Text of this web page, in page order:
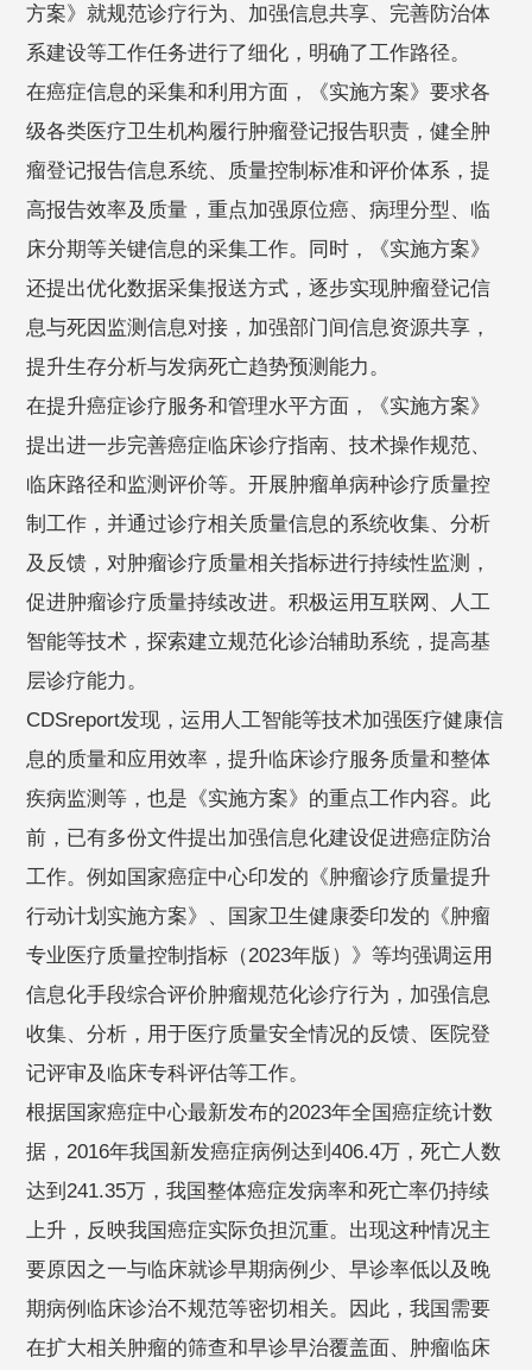
方案》就规范诊疗行为、加强信息共享、完善防治体
系建设等工作任务进行了细化，明确了工作路径。
在癌症信息的采集和利用方面，《实施方案》要求各
级各类医疗卫生机构履行肿瘤登记报告职责，健全肿
瘤登记报告信息系统、质量控制标准和评价体系，提
高报告效率及质量，重点加强原位癌、病理分型、临
床分期等关键信息的采集工作。同时，《实施方案》
还提出优化数据采集报送方式，逐步实现肿瘤登记信
息与死因监测信息对接，加强部门间信息资源共享，
提升生存分析与发病死亡趋势预测能力。
在提升癌症诊疗服务和管理水平方面，《实施方案》
提出进一步完善癌症临床诊疗指南、技术操作规范、
临床路径和监测评价等。开展肿瘤单病种诊疗质量控
制工作，并通过诊疗相关质量信息的系统收集、分析
及反馈，对肿瘤诊疗质量相关指标进行持续性监测，
促进肿瘤诊疗质量持续改进。积极运用互联网、人工
智能等技术，探索建立规范化诊治辅助系统，提高基
层诊疗能力。
CDSreport发现，运用人工智能等技术加强医疗健康信
息的质量和应用效率，提升临床诊疗服务质量和整体
疾病监测等，也是《实施方案》的重点工作内容。此
前，已有多份文件提出加强信息化建设促进癌症防治
工作。例如国家癌症中心印发的《肿瘤诊疗质量提升
行动计划实施方案》、国家卫生健康委印发的《肿瘤
专业医疗质量控制指标（2023年版）》等均强调运用
信息化手段综合评价肿瘤规范化诊疗行为，加强信息
收集、分析，用于医疗质量安全情况的反馈、医院登
记评审及临床专科评估等工作。
根据国家癌症中心最新发布的2023年全国癌症统计数
据，2016年我国新发癌症病例达到406.4万，死亡人数
达到241.35万，我国整体癌症发病率和死亡率仍持续
上升，反映我国癌症实际负担沉重。出现这种情况主
要原因之一与临床就诊早期病例少、早诊率低以及晚
期病例临床诊治不规范等密切相关。因此，我国需要
在扩大相关肿瘤的筛查和早诊早治覆盖面、肿瘤临床